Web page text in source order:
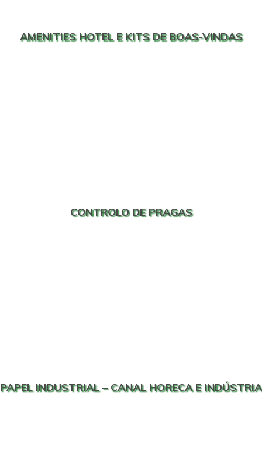
AMENITIES HOTEL E KITS DE BOAS-VINDAS
CONTROLO DE PRAGAS
PAPEL INDUSTRIAL – CANAL HORECA E INDÚSTRIA